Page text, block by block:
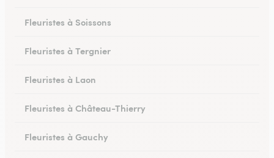
Fleuristes à Soissons
Fleuristes à Tergnier
Fleuristes à Laon
Fleuristes à Château-Thierry
Fleuristes à Gauchy